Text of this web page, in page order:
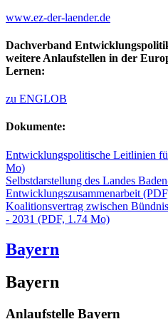
www.ez-der-laender.de
Dachverband
weitere Anlaufstellen in der
Lernen:
zu ENGLOB
Dokumente:
Entwicklungspolitische Leitlinien
Mo)
Selbstdarstellung des Landes
Entwicklungszusammenarbeit
Koalitionsvertrag zwischen
- 2031 (PDF, 1.74 Mo)
Bayern
Bayern
Anlaufstelle Bayern